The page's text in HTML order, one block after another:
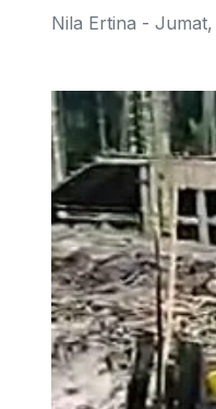
Nila Ertina - Jumat,